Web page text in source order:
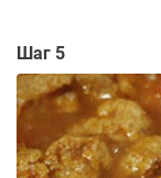
Шаг 5